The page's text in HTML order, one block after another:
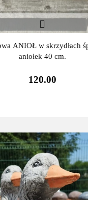
ANIOŁ w skrzydłach
aniołek 40 cm.
120.00